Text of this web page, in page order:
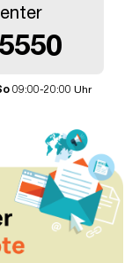
09:00-20:00 Uhr